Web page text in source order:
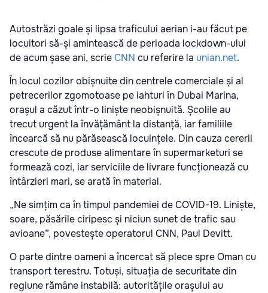
Autostrăzi goale și lipsa traficului aerian i-au făcut pe
locuitori să-și amintească de perioada lockdown-ului
de acum șase ani, scrieCNN cu referire la unian.net.
În locul cozilor obișnuite din centrele comerciale și al
petrecerilor zgomotoase pe iahturi în Dubai Marina,
orașul a căzut într-o liniște neobișnuită. Școlile au
trecut urgent la învățământ la distanță, iar familiile
încearcă să nu părăsească locuințele. Din cauza cererii
crescute de produse alimentare în supermarketuri se
formează cozi, iar serviciile de livrare funcționează cu
întârzieri mari, se arată în material.
„Ne simțim ca în timpul pandemiei de COVID-19. Liniște,
soare, păsările ciripesc și niciun sunet de trafic sau
avioane”, povestește operatorul CNN, Paul Devitt.
O parte dintre oameni a încercat să plece spre Oman cu
transport terestru. Totuși, situația de securitate din
regiune rămâne instabilă: autoritățile orașului au